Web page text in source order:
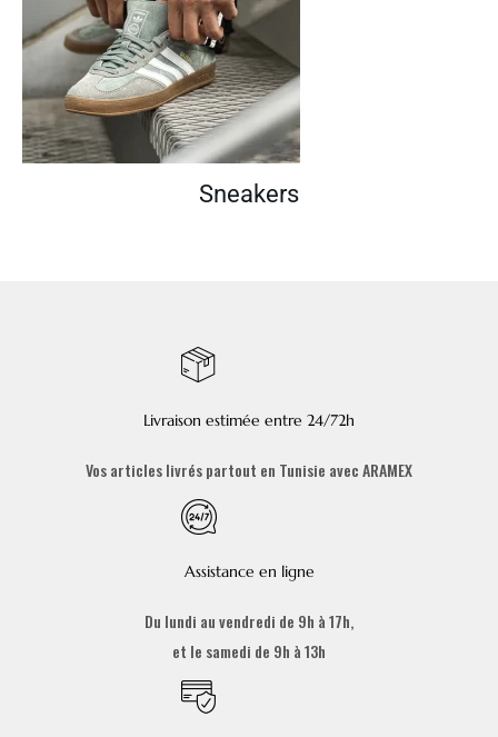
Sneakers
Livraison estimée entre 24/72h
Vos articles livrés partout en Tunisie avec ARAMEX
Assistance en ligne
Du lundi au vendredi de 9h à 17h,
et le samedi de 9h à 13h